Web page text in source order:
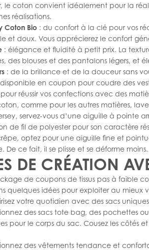
le coton convient idéalement pour la
réalisations.
Coton Bio : du confort à la clé pour vos
et doux. Vous apprécierez le confort
: élégance et fluidité à petit prix. La
des blouses et des pantalons légers, et
: de la brillance et de la douceur sans
en coupon pour coudre des
pour réussir vos confections avec des
comme pour les autres matières,
servez-vous d’une aiguille à pointe
de fil de polyester pour son caractère
optez pour une aiguille fine et
De ce fait, il se plisse et se déforme moins.
DE CRÉATION
de coupons de tissus pas à faible
quelques idées pour exploiter au mieux
votre quotidien avec des sacs uniques
des sacs tote bag, des pochettes
pour le corps du sac. Cousez les côtés
des vêtements tendance et